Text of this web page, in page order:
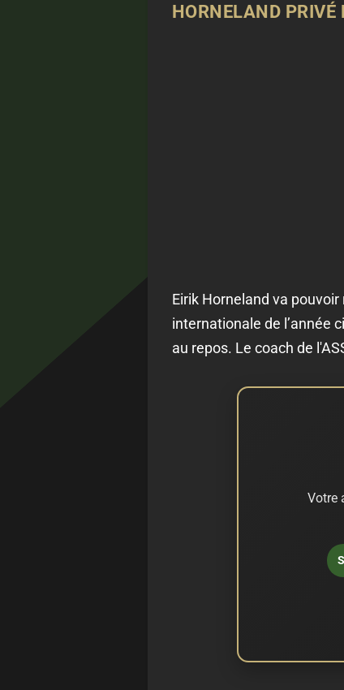
HORNELAND PRIVÉ
Eirik Horneland va
internationale de l’année
au repos. Le coach de
Votre